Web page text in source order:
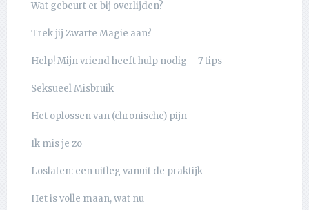
Wat gebeurt er bij overlijden?
Trek jij Zwarte Magie aan?
Help! Mijn vriend heeft hulp nodig – 7 tips
Seksueel Misbruik
Het oplossen van (chronische) pijn
Ik mis je zo
Loslaten: een uitleg vanuit de praktijk
Het is volle maan, wat nu